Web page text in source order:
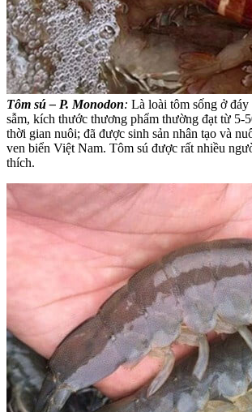
Tôm sú – P. Monodon: Là loài tôm sống ở đáy
sẫm, kích thước thương phẩm thường đạt từ 5-
thời gian nuôi; đã được sinh sản nhân tạo và
ven biển Việt Nam. Tôm sú được rất nhiều
thích.